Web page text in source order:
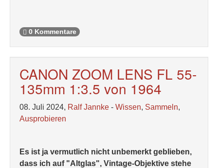
0 Kommentare
CANON ZOOM LENS FL 55-
135mm 1:3.5 von 1964
08. Juli 2024, Ralf Jannke - Wissen, Sammeln,
Ausprobieren
Es ist ja vermutlich nicht unbemerkt geblieben,
dass ich auf "Altglas", Vintage-Objektive stehe